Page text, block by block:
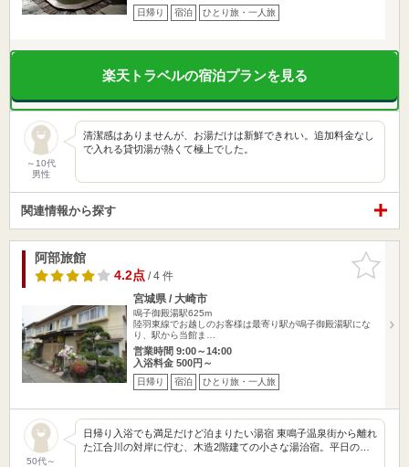
日帰り 宿泊 ひとり旅・一人旅
楽天トラベルの宿泊プランを見る
～10代
男性
清潔感はありませんが、お湯だけは新鮮できれい。追加料金なし
で入れる貸切湯が熱くて極上でした。
関連情報から探す
お気に入
りに追加
阿部旅館
4.2点/ 4 件
宮城県 / 大崎市
鳴子御殿湯駅625m
陸羽東線でお越しのお客様は最寄り駅が鳴子御殿湯駅にな
り、駅から当館ま…
営業時間 9:00～14:00
入浴料金 500円～
日帰り 宿泊 ひとり旅・一人旅
50代～
日帰り入浴でも満足だけど泊まりたい湯宿 東鳴子温泉街から離れ
た江合川の対岸に佇む、木造2階建ての小さな湯治宿。平日の…